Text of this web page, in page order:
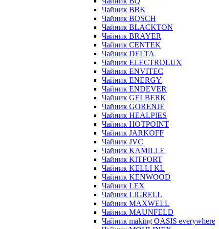
Чайник BBK
Чайник BOSCH
Чайник BLACKTON
Чайник BRAYER
Чайник CENTEK
Чайник DELTA
Чайник ELECTROLUX
Чайник ENVITEC
Чайник ENERGY
Чайник ENDEVER
Чайник GELBERK
Чайник GORENJE
Чайник HEALPIES
Чайник HOTPOINT
Чайник JARKOFF
Чайник JVC
Чайник KAMILLE
Чайник KITFORT
Чайник KELLI KL
Чайник KENWOOD
Чайник LEX
Чайник LIGRELL
Чайник MAXWELL
Чайник MAUNFELD
Чайник making OASIS everywhere